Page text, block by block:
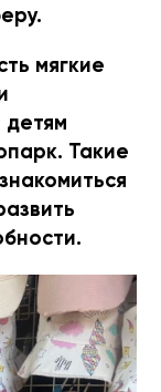
мягкие
детям
Такие